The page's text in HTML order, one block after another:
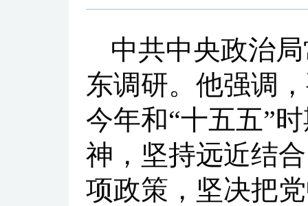
中共中央政治
东调研。他强调
今年和“十五五”
神，坚持远近结
项政策，坚决把